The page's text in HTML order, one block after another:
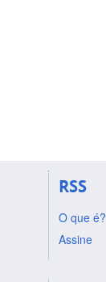
RSS
O que é?
Assine